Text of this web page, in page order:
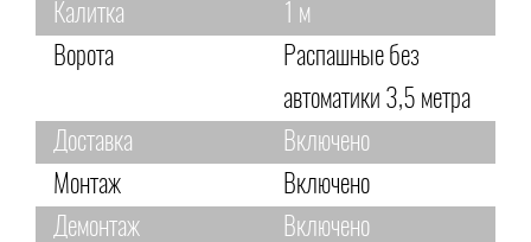
Калитка
1 м
Ворота
Распашные без
автоматики 3,5 метра
Доставка
Включено
Монтаж
Включено
Демонтаж
Включено